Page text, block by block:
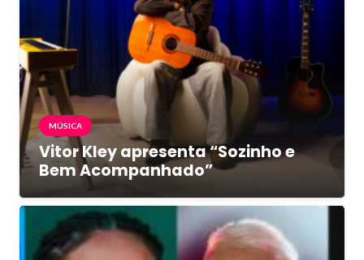
MÚSICA
Vitor Kley apresenta “Sozinho e
Bem Acompanhado”